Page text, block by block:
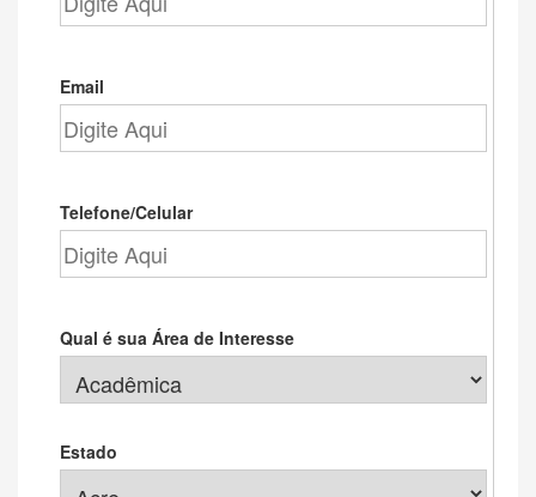
Email
Telefone/Celular
Qual é sua Área de Interesse
Estado